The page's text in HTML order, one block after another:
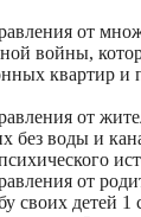
от
войны,
квартир
от
без воды и
от
своих детей 1